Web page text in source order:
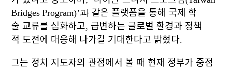
Bridges Program)’과 같은 플랫폼을 통해 국제 학
술 교류를 심화하고, 급변하는 글로벌 환경과 정책
적 도전에 대응해 나가길 기대한다고 밝혔다.
그는 정치 지도자의 관점에서 볼 때 현재 정부가 중점